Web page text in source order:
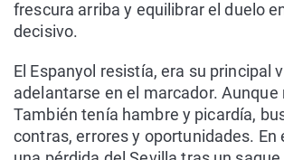
frescura arriba y equilibrar el duelo
decisivo.
El Espanyol resistía, era su principal
adelantarse en el marcador. Aunque
También tenía hambre y picardía,
contras, errores y oportunidades. En